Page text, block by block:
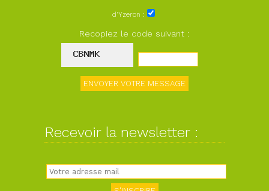
d'Yzeron :
Recopiez le code suivant :
Recevoir la newsletter :